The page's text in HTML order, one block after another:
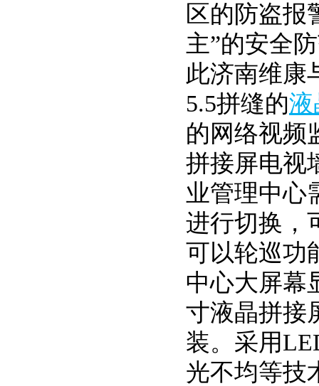
区的防盗报
主”的安全
此济南维康
5.5拼缝的液
的网络视频
拼接屏电视
业管理中心
进行切换，
可以轮巡功
中心大屏幕
寸液晶拼接
装。采用
光不均等技